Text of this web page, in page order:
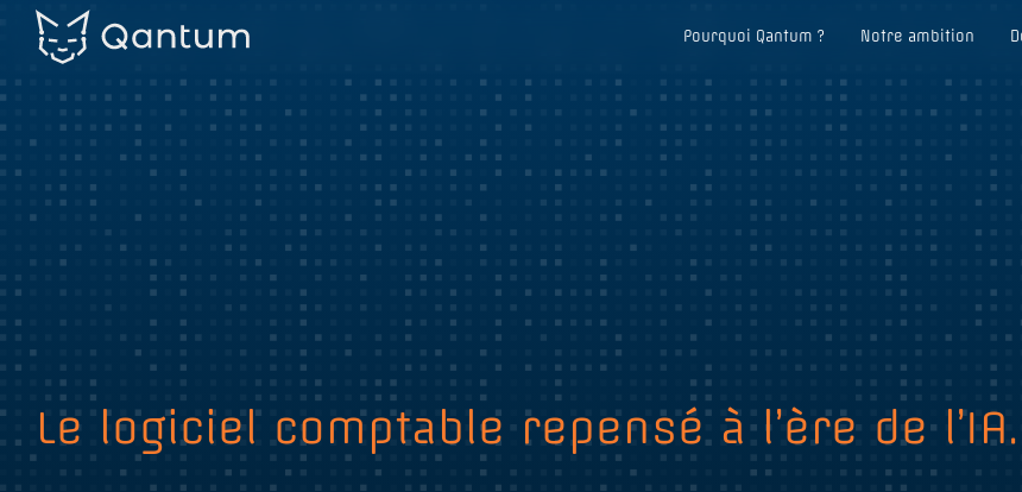
Skip
Pourquoi Qantum ? Notre ambition
Le logiciel comptable repensé à l’ère de l’IA.